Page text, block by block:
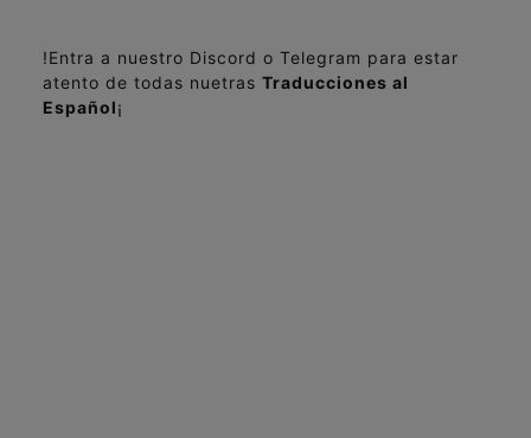
!Entra a nuestro Discord o Telegram para estar
atento de todas nuetras Traducciones al
Español¡